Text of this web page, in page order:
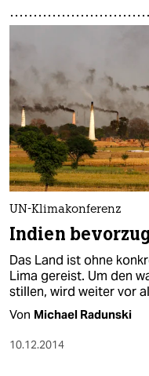
UN-Klimakonferenz
Indien
Das Land ist ohne
Lima gereist. Um den
stillen, wird weiter vor
Von Michael Radunski
10.12.2014